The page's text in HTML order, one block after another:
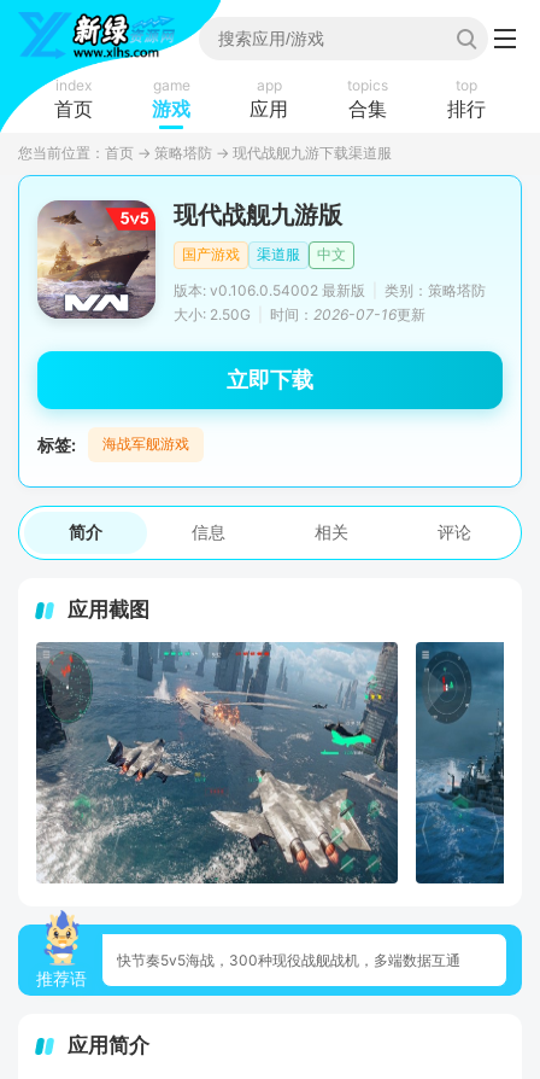
index
首页
game
游戏
app
应用
topics
合集
top
排行
您当前位置： 首页 → 策略塔防 → 现代战舰九游下载渠道服
现代战舰九游版
国产游戏 渠道服
中文
版本: v0.106.0.54002 最新版
类别：策略塔防
大小: 2.50G
时间： 2026-07-16更新
立即下载
标签: 海战军舰游戏
简介 信息 相关 评论
应用截图
推荐语
快节奏5v5海战，300种现役战舰战机，多端数据互通
应用简介